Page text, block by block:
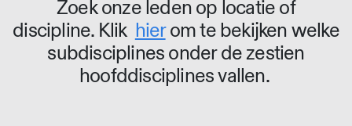
Zoek onze leden op locatie of
discipline. Klik hierom te bekijken welke
subdisciplines onder de zestien
hoofddisciplines vallen.